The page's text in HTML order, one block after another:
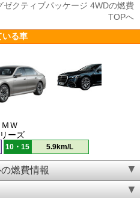
クティブパッケージ 4WDの燃費
TOPへ
いる車
ＭＷ
ーズ
10・15 5.9km/L
燃費情報